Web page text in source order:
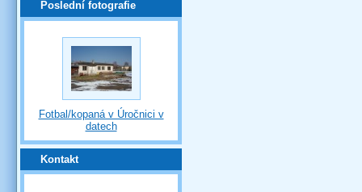
Poslední fotografie
Fotbal/kopaná v Úročnici v
datech
Kontakt